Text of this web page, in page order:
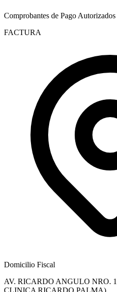
Comprobantes de Pago Autorizados
FACTURA
Domicilio Fiscal
AV. RICARDO ANGULO NRO.
CLINICA RICARDO PALMA)